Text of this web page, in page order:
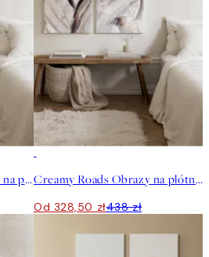
Eucalyptus Shades Obrazy na płótnie Duo Creamy Roads Obrazy na płótnie Duo
Od 328,50 zł438 zł